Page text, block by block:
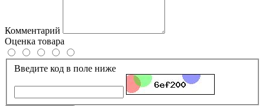
Комментарий
Оценка товара
Введите код в поле ниже